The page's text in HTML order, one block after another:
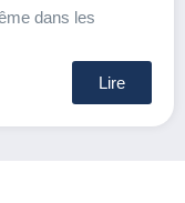
dans les
Lire